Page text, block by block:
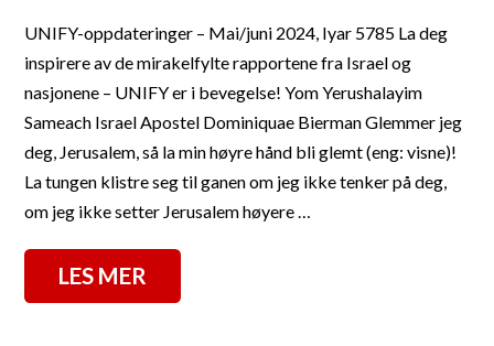
UNIFY-oppdateringer – Mai/juni 2024, Iyar 5785 La deg
inspirere av de mirakelfylte rapportene fra Israel og
nasjonene – UNIFY er i bevegelse! Yom Yerushalayim
Sameach Israel Apostel Dominiquae Bierman Glemmer jeg
deg, Jerusalem, så la min høyre hånd bli glemt (eng: visne)!
La tungen klistre seg til ganen om jeg ikke tenker på deg,
om jeg ikke setter Jerusalem høyere …
LES MER